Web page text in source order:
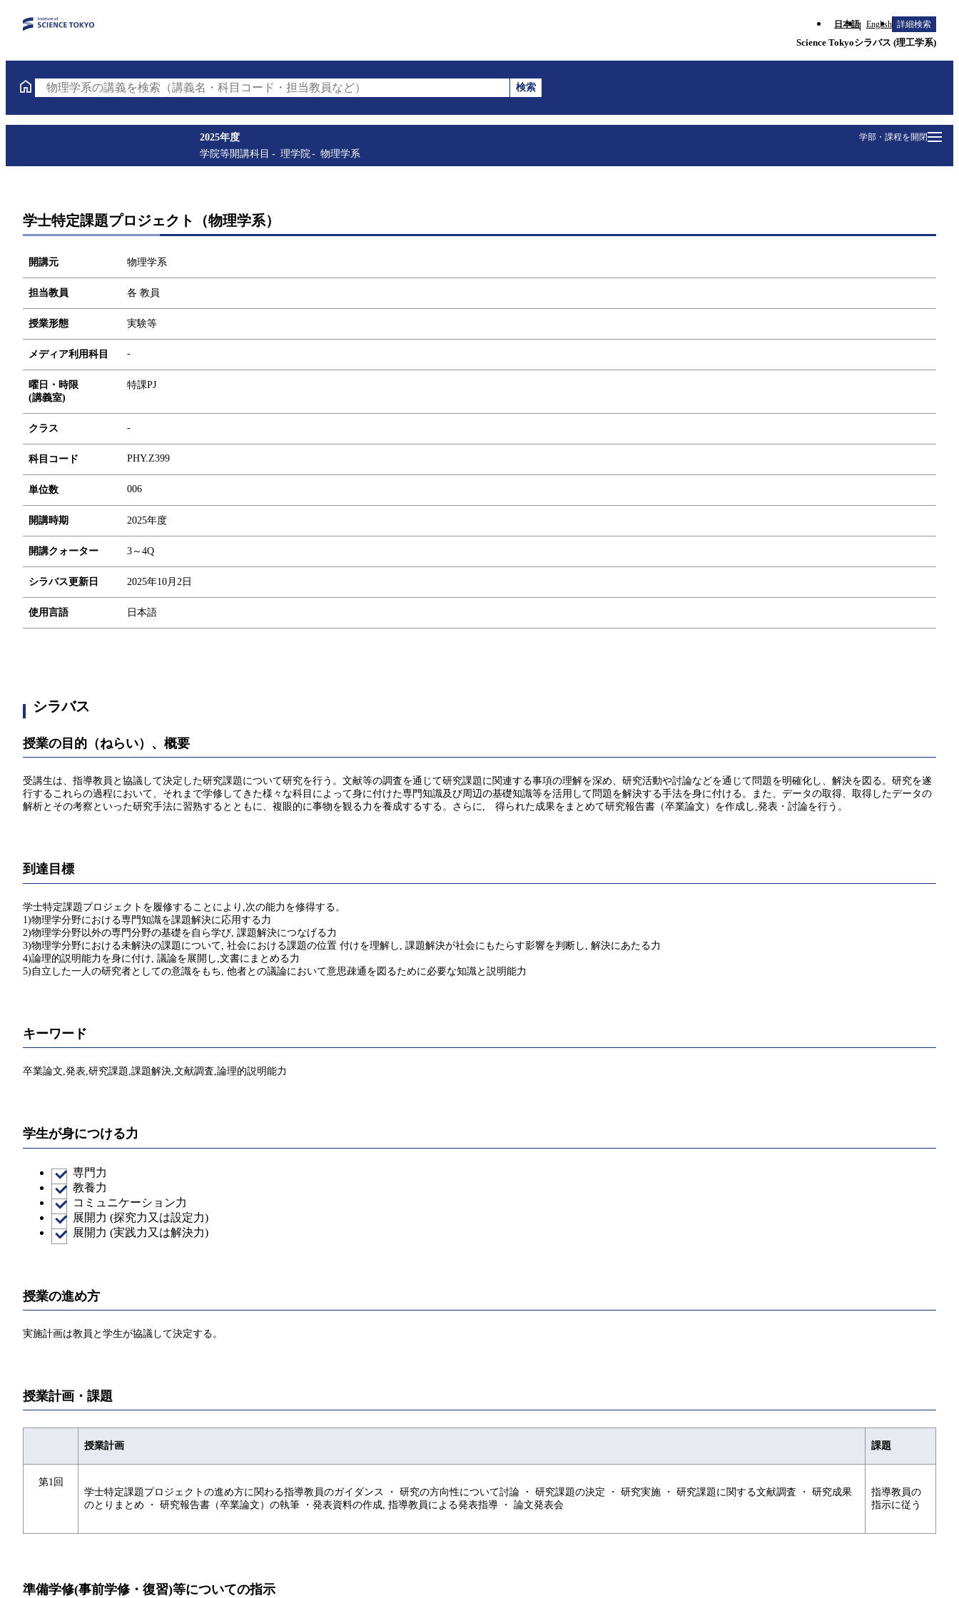
日本語 English 詳細検索
Science Tokyoシラバス (理工学系)
物理学系の講義を検索（講義名・科目コード・担当教員など）
検索
学部・課程を開閉
2025年度
学院等開講科目
理学院 物理学系
学士特定課題プロジェクト（物理学系）
開講元 物理学系
担当教員 各 教員
授業形態 実験等
メディア利用科目 -
曜日・時限
(講義室)
特課PJ
クラス -
科目コード PHY.Z399
単位数 006
開講時期 2025年度
開講クォーター 3～4Q
シラバス更新日 2025年10月2日
使用言語 日本語
シラバス
授業の目的（ねらい）、概要
受講生は、指導教員と協議して決定した研究課題について研究を行う。文献等の調査を通じて研究課題に関連する事項の理解を深め、研究活動や討論などを通じて問題を明確化し、解決を図る。研究を遂
行するこれらの過程において、それまで学修してきた様々な科目によって身に付けた専門知識及び周辺の基礎知識等を活用して問題を解決する手法を身に付ける。また、データの取得、取得したデータの
解析とその考察といった研究手法に習熟するとともに、複眼的に事物を観る力を養成するする。さらに, 得られた成果をまとめて研究報告書（卒業論文）を作成し,発表・討論を行う。
到達目標
学士特定課題プロジェクトを履修することにより,次の能力を修得する。
1)物理学分野における専門知識を課題解決に応用する力
2)物理学分野以外の専門分野の基礎を自ら学び, 課題解決につなげる力
3)物理学分野における未解決の課題について, 社会における課題の位置 付けを理解し, 課題解決が社会にもたらす影響を判断し, 解決にあたる力
4)論理的説明能力を身に付け, 議論を展開し,文書にまとめる力
5)自立した一人の研究者としての意識をもち, 他者との議論において意思疎通を図るために必要な知識と説明能力
キーワード
卒業論文,発表,研究課題,課題解決,文献調査,論理的説明能力
学生が身につける力
専門力
教養力
コミュニケーション力
展開力 (探究力又は設定力)
展開力 (実践力又は解決力)
授業の進め方
実施計画は教員と学生が協議して決定する。
授業計画・課題
授業計画 課題
第1回
学士特定課題プロジェクトの進め方に関わる指導教員のガイダンス ・ 研究の方向性について討論 ・ 研究課題の決定 ・ 研究実施 ・ 研究課題に関する文献調査 ・ 研究成果
のとりまとめ ・ 研究報告書（卒業論文）の執筆 ・発表資料の作成, 指導教員による発表指導 ・ 論文発表会
指導教員の
指示に従う
準備学修(事前学修・復習)等についての指示